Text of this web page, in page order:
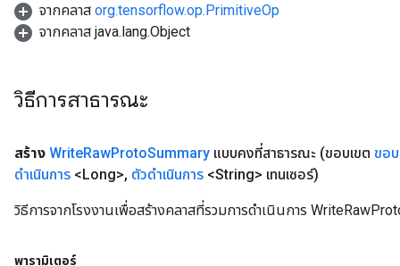
จากคลาส org.tensorflow.op.PrimitiveOp
จากคลาส java.lang.Object
วิธีการสาธารณะ
สร้าง WriteRawProtoSummary แบบคงที่สาธารณะ (ขอบเขต ขอบ
ดำเนินการ <Long>, ตัวดำเนินการ <String> เทนเซอร์)
วิธีการจากโรงงานเพื่อสร้างคลาสที่รวมการดำเนินการ
พารามิเตอร์